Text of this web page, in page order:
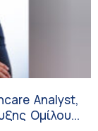
Analyst,
Ομίλου